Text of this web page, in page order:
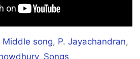
Middle song, P. Jayachandran,
, Songs